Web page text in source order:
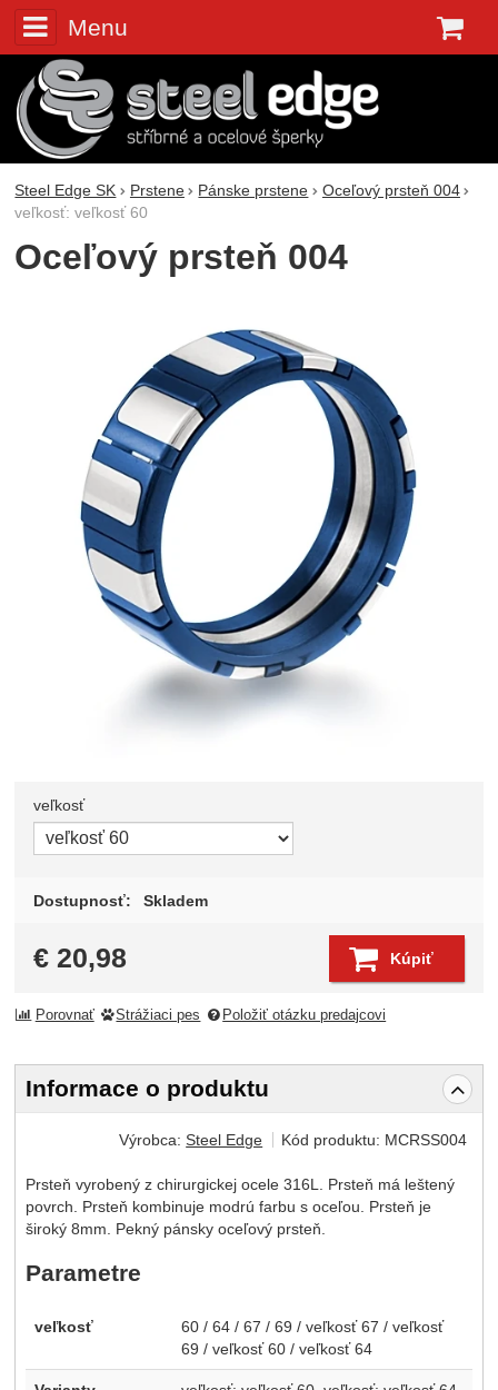
Menu
Steel Edge SK Prstene Pánske prstene
Oceľový prsteň 004
veľkosť: veľkosť 60
Oceľový prsteň 004
Zvoľte variant
veľkosť
Dostupnosť: Skladem
€ 20,98 Kúpiť
Porovnať Strážiaci pes Položiť otázku predajcovi
Informace o produktu
Výrobca:Steel Edge Kód produktu: MCRSS004
Prsteň vyrobený z chirurgickej ocele 316L. Prsteň má leštený
povrch. Prsteň kombinuje modrú farbu s oceľou. Prsteň je
široký 8mm. Pekný pánsky oceľový prsteň.
Parametre
veľkosť
60 / 64 / 67 / 69 / veľkosť 67 / veľkosť
69 / veľkosť 60 / veľkosť 64